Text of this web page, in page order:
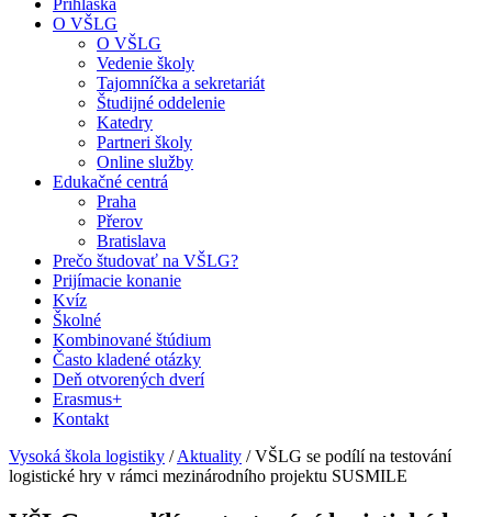
Prihláška
O VŠLG
O VŠLG
Vedenie školy
Tajomníčka a sekretariát
Študijné oddelenie
Katedry
Partneri školy
Online služby
Edukačné centrá
Praha
Přerov
Bratislava
Prečo študovať na VŠLG?
Prijímacie konanie
Kvíz
Školné
Kombinované štúdium
Často kladené otázky
Deň otvorených dverí
Erasmus+
Kontakt
Vysoká škola logistiky /Aktuality /VŠLG se podílí na testování
logistické hry v rámci mezinárodního projektu SUSMILE